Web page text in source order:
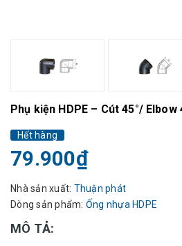
Phụ kiện HDPE – Cút 45°/ Elbow
Hết hàng
79.900₫
Nhà sản xuất: Thuận phát
Dòng sản phẩm: Ống nhựa HDPE
MÔ TẢ: